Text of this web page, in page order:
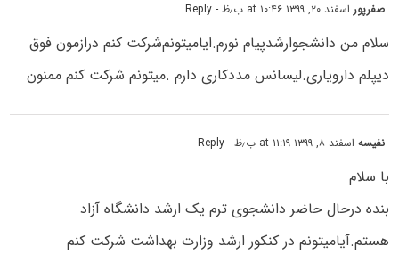
صفرپوراسفند ۲۰, ۱۳۹۹ at ۱۰:۴۶ ب٫ظ - Reply
سلام من دانشجوارشدپیام نورم.ایامیتونم‌شرکت کنم درازمون فوق
دیپلم دارویاری.لیسانس مددکاری دارم .میتونم شرکت کنم ممنون
نفیسهاسفند ۸, ۱۳۹۹ at ۱۱:۱۹ ب٫ظ - Reply
با سلام
بنده درحال حاضر دانشجوی ترم یک ارشد دانشگاه آزاد
هستم.آیامیتونم در کنکور ارشد وزارت بهداشت شرکت کنم